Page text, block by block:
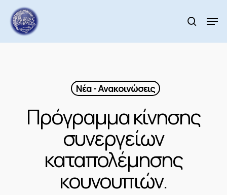
main
content
search
Νέα - Ανακοινώσεις
Πρόγραμμα κίνησης
συνεργείων
καταπολέμησης
κουνουπιών.
Menu